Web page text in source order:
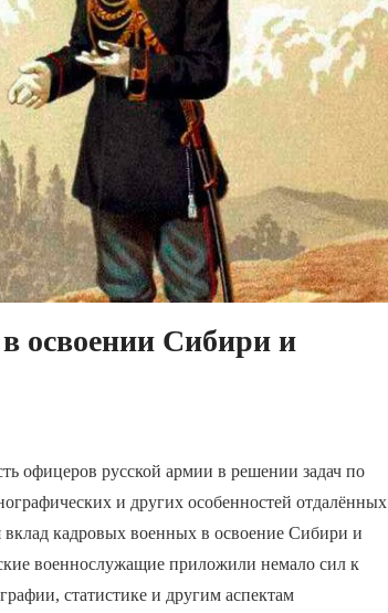
освоении Сибири и
офицеров русской армии в решении задач по
и других особенностей отдалённых
кадровых военных в освоение Сибири и
военнослужащие приложили немало сил к
статистике и другим аспектам